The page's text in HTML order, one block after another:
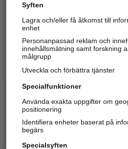
Hitta.se - Gratis
Sök företag, personer och platser.
Hitta telefonnummer, adresser,
Kom igång
Syften
Lagra och/eller få åtkomst till
enhet
Personanpassad reklam och
innehållsmätning samt forskning
målgrupp
Utveckla och förbättra tjänster
Specialfunktioner
Använda exakta uppgifter om
positionering
Identifiera enheter baserat på
begärs
Specialsyften